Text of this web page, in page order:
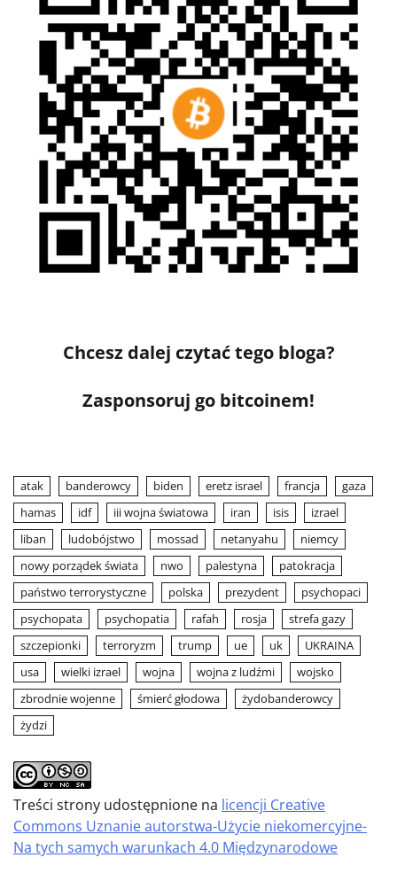
Chcesz dalej czytać tego bloga?
Zasponsoruj go bitcoinem!
atak banderowcy biden eretz israel francja
gaza
hamas
idf iii wojna światowa iran isis
izrael
liban
ludobójstwo mossad netanyahu
niemcy
nowy porządek świata
nwo palestyna
patokracja
państwo terrorystyczne
polska prezydent
psychopaci
psychopata
psychopatia rafah rosja
strefa gazy
szczepionki
terroryzm trump ue uk
UKRAINA
usa
wielki izrael wojna wojna z ludźmi
wojsko
zbrodnie wojenne
śmierć głodowa
żydobanderowcy
żydzi
Treści strony udostępnione na licencji Creative
Commons Uznanie autorstwa-Użycie niekomercyjne-
Na tych samych warunkach 4.0 Międzynarodowe